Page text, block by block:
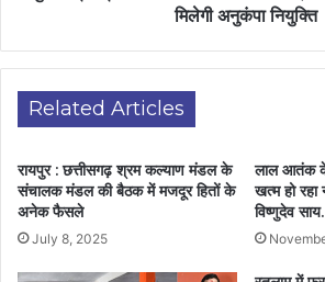
मिलेगी अनुकंपा नियुक्ति
Related Articles
रायपुर : छत्तीसगढ़ श्रम कल्याण मंडल के
संचालक मंडल की बैठक में मजदूर हितों के
अनेक फैसले
July 8, 2025
लाल आतंक के
खत्म हो
विष्णुदेव